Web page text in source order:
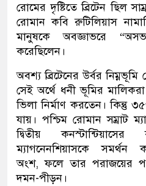
রোমের দৃষ্টিতে ব্রিটেন ছিল
রোমান কবি রুটিলিয়াস
মানুষকে অবজ্ঞাভরে
করেছিলেন।
অবশ্য ব্রিটেনের উর্বর
সেই অর্থে ধনী ভূমির
ভিলা নির্মাণ করতেন। কিন্তু
যায়। পশ্চিম রোমান সম্রাট
দ্বিতীয়
ম্যাগনেনশিয়াসকে সমর্থন
অংশ, ফলে তার পরাজয়ের
দমন-পীড়ন।